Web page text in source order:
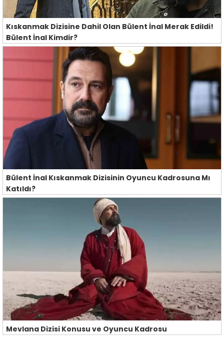
Kıskanmak Dizisine Dahil Olan Bülent İnal Merak Edildi!
Bülent İnal Kimdir?
Bülent İnal Kıskanmak Dizisinin Oyuncu Kadrosuna Mı
Katıldı?
Mevlana Dizisi Konusu ve Oyuncu Kadrosu